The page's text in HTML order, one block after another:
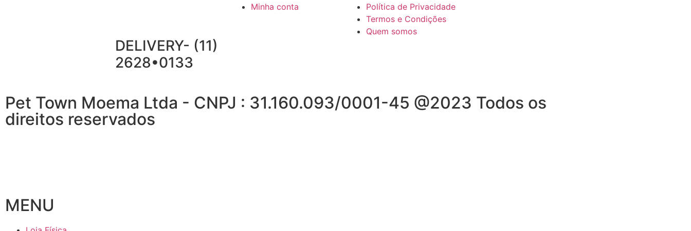
DELIVERY- (11)
2628•0133
Minha conta
Política de Privacidade
Termos e Condições
Quem somos
Pet Town Moema Ltda - CNPJ : 31.160.093/0001-45 @2023 Todos os
direitos reservados
MENU